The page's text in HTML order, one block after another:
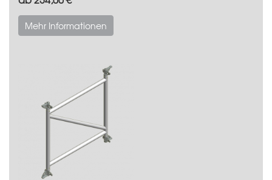
Mehr Informationen